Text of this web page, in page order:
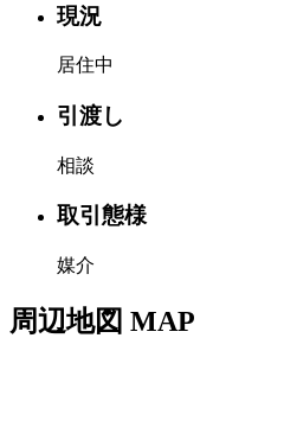
現況
居住中
引渡し
相談
取引態様
媒介
周辺地図 MAP